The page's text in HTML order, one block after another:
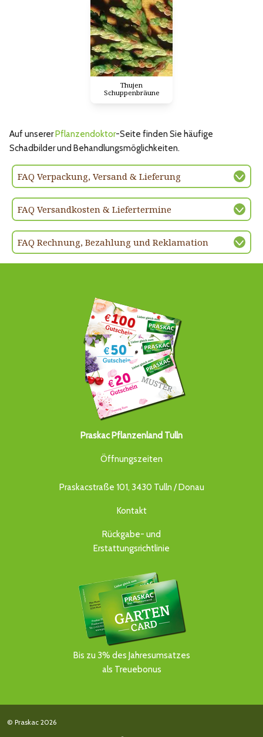
Thujen
Schuppenbräune
Auf unserer Pflanzendoktor-Seite finden Sie häufige
Schadbilder und Behandlungsmöglichkeiten.
FAQ Verpackung, Versand & Lieferung
FAQ Versandkosten & Liefertermine
FAQ Rechnung, Bezahlung und Reklamation
Praskac Pflanzenland Tulln
Öffnungszeiten
Praskacstraße 101, 3430 Tulln / Donau
Kontakt
Rückgabe- und
Erstattungsrichtlinie
Bis zu 3% des Jahresumsatzes
als Treuebonus
© Praskac 2026